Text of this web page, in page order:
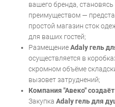
вашего бренда,
преимуществом —
простой магазин сток
для ваших гостей;
РазмещениеAdaly гель
осуществляется в
скромном объёме
вызовет затруднений;
Компания "Авеко"
ЗакупкаAdaly гель для